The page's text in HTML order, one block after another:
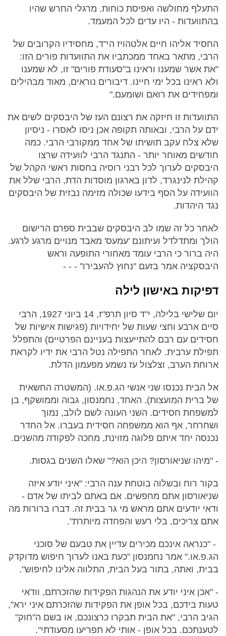
התעלף מחולשה ואפיסת כוחות. מרגלי החרש שהיו
בהתוועדות - היו עדים לכל המעמד.
החסיד אליהו חיים אלטהויז הי"ד, מחסידיו הקרובים של
הרבי, מתאר באחד ממכתביו את התוועדות פורים הזו:
"את אשר שמענו וראינו ב"סעודת פורים" זו, לא שמענו
ולא ראינו בכל ימי חיינו. דיבורים נוראים, מאוד מבהילים
ומפחידים את רואם ושומעם."
התוועדות זו חיזקה את רצונם העז של היבסקים לשים את
ידם על הרבי, ובאותה תקופה אכן ניסו לאסרו - ניסיון
שלא צלח עקב תושיתו של אחד ממקורבי הרבי. כמה
חודשים מאוחר יותר - התנגד הרבי לוועידה שרצו
היבסקים לערוך לכל רבני רוסיה בחסות ראשי הקהל של
קהילת לנינגרד, לדון בארגון מוסדות הדת, הרבי שלל את
הוועידה על הסף בידעו שכולה מזימה נבזית של היבסקים
נגד היהדות.
לאחר כל זה שמו לב היבסקים שבבית ספרם הרישום
הולך ומתדלדל ועיתונם 'עמעס' מאבד מנויים מרגע לרגע.
היה ברור כי הרבי עומד מאחורי התופעה וראש
היבסקציה אמר בזעם "נחוץ להעבירו" - - -
דפיקות באישון לילה
יום שלישי בלילה, י"ד סיון תרפ"ז, 14 ביוני 1927, הרבי
סיים ארבע וחצי שעות של יחידויות (פגישות אישיות של
חסידים עם רבם להתייעצות בעניינם הפרטיים) והתפלל
תפילת ערבית. לאחר התפילה נטל הרבי את ידיו לקראת
ארוחת הערב, וצלצול עז נשמע מפעמון הדלת.
אל הבית נכנסו שני אנשי הג.פ.או. (המשטרה החשאית
של ברית המועצות). האחד, נחמנסון, גבוה וממושקף, בן
למשפחת חסידים. השני העונה לשם לולב, נמוך
ושחרחר, אף הוא ממשפחה חסידית בעברו. אל החדר
נכנסה יחד איתם פלוגה מזוינת, מחכה לפקודה מהשנים.
- "מיהו שניאורסון? היכן הוא?" שאלו השנים בגסות.
בקור רוח ובשלוה בוטחת ענה הרבי: "איני יודע איזה
שניאורסון אתם מחפשים. אם באתם לביתו של אדם -
ודאי יודעים אתם מראש מי גר בבית זה. דברו ברורות מה
אתם צריכים, בלי רעש והפחדה מיותרת".
- "כנראה אינכם מכירים עדיין את טבעם של סוכני
הג.פ.או." אמר נחמנסון "כעת באנו לערוך חיפוש מדוקדק
בבית, ואתה, בתור בעל הבית, התלווה אלינו לחיפוש".
- "אכן איני יודע את הנהגות הפקידות שהזכרתם, וודאי
טעות בידכם, בכל אופן את הפקידות שהזכרתם איני ירא",
הגיב הרבי, "את הבית תבקרו כרצונכם, או בשם ה"חוק"
לטענתכם. בכל אופן - אותי לא תפריעו מסעודתי".